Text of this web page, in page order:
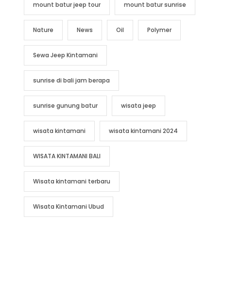
mount batur jeep tour mount batur sunrise
Nature News Oil Polymer
Sewa Jeep Kintamani
sunrise di bali jam berapa
sunrise gunung batur wisata jeep
wisata kintamani wisata kintamani 2024
WISATA KINTAMANI BALI
Wisata kintamani terbaru
Wisata Kintamani Ubud